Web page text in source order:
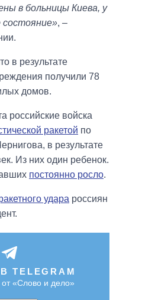
в больницы Киева, у
состояние», –
в результате
получили 78
домов.
российские войска
ракетой по
в результате
Из них один ребенок.
постоянно росло.
удара россиян
TELEGRAM
«Слово и дело»